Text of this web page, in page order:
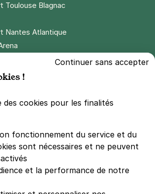
Toulouse Blagnac
Nantes Atlantique
Mauroy
Stadium
Arena
Continuer sans accepter
!
des cookies pour les finalités
fonctionnement du service et du
sont nécessaires et ne peuvent
et la performance de notre